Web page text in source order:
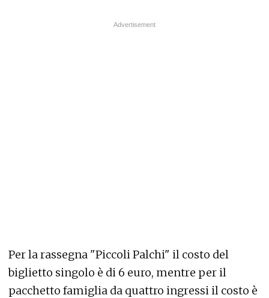
Per la rassegna "Piccoli Palchi" il costo del
biglietto singolo è di 6 euro, mentre per il
pacchetto famiglia da quattro ingressi il costo è